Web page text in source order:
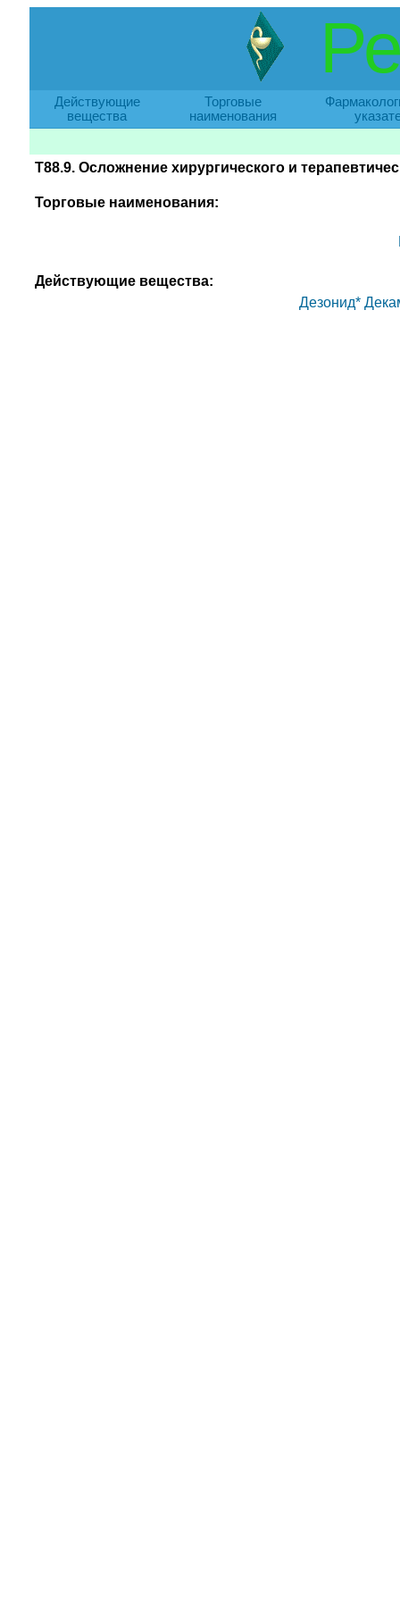
Действующие
вещества
Торговые
наименования
T88.9. Осложнение хирургического и
Торговые наименования:
Действующие вещества:
Дезонид*